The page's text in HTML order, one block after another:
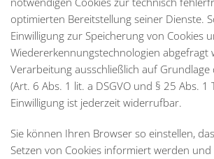
optimierten Bereitstellung seiner Dienste.
Einwilligung zur Speicherung von Cookies
Wiedererkennungstechnologien abgefragt
Verarbeitung ausschließlich auf Grundlage
(Art. 6 Abs. 1 lit. a DSGVO und § 25 Abs. 1
Einwilligung ist jederzeit widerrufbar.
Sie können Ihren Browser so einstellen,
Setzen von Cookies informiert werden und